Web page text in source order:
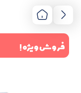
فروش ویژه !